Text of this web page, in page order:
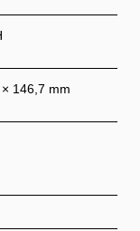
146,7 mm